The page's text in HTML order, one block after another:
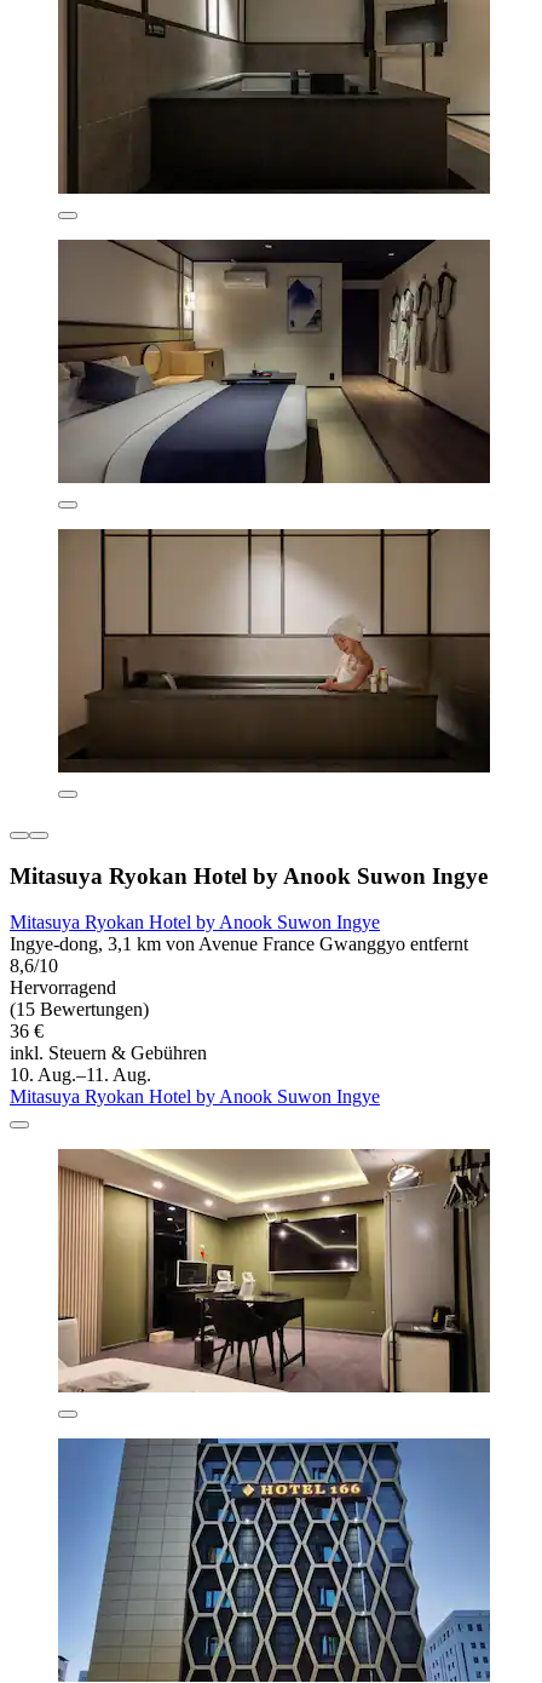
Mitasuya Ryokan Hotel by Anook Suwon Ingye
Mitasuya Ryokan Hotel by Anook Suwon Ingye
Ingye-dong, 3,1 km von Avenue France Gwanggyo entfernt
8,6/10
Hervorragend
(15 Bewertungen)
36 €
inkl. Steuern & Gebühren
10. Aug.–11. Aug.
Mitasuya Ryokan Hotel by Anook Suwon Ingye